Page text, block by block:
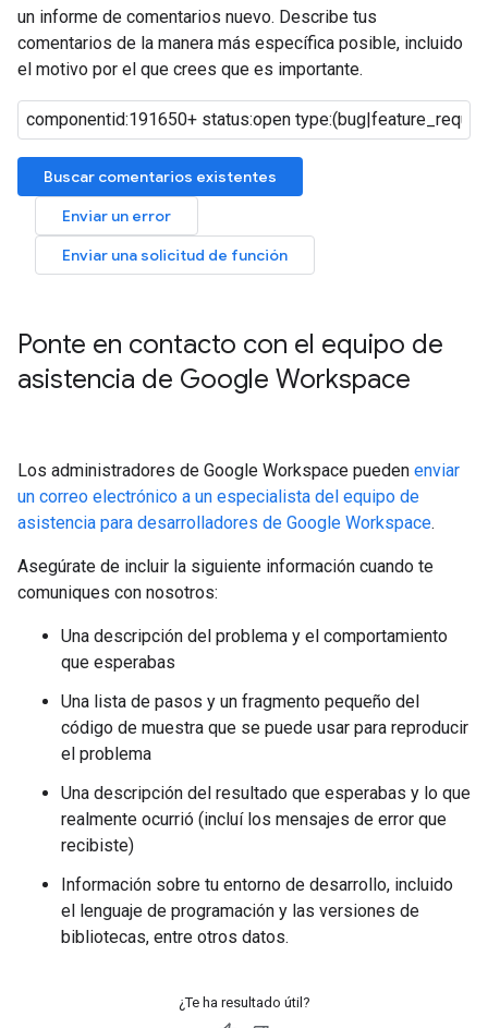
un informe de comentarios nuevo. Describe tus
comentarios de la manera más específica posible, incluido
el motivo por el que crees que es importante.
Buscar comentarios existentes
Enviar un error
Enviar una solicitud de función
Ponte en contacto con el equipo de
asistencia de Google Workspace
Los administradores de Google Workspace pueden enviar
un correo electrónico a un especialista del equipo de
asistencia para desarrolladores de Google Workspace.
Asegúrate de incluir la siguiente información cuando te
comuniques con nosotros:
Una descripción del problema y el comportamiento
que esperabas
Una lista de pasos y un fragmento pequeño del
código de muestra que se puede usar para reproducir
el problema
Una descripción del resultado que esperabas y lo que
realmente ocurrió (incluí los mensajes de error que
recibiste)
Información sobre tu entorno de desarrollo, incluido
el lenguaje de programación y las versiones de
bibliotecas, entre otros datos.
¿Te ha resultado útil?